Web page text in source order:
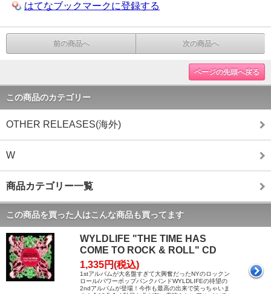
はてなブックマークに登録する
前の商品へ 次の商品へ
ページの先頭へ戻る
この商品のカテゴリー
OTHER RELEASES(海外)
W
商品カテゴリー一覧
この商品を買った人はこんな商品も買ってます
WYLDLIFE "THE TIME HAS
COME TO ROCK & ROLL" CD
1,335円(税込)
1stアルバムが大名盤すぎて大興奮だったNYのロックン
ロール/パワーポップパンクバンドWYLDLIFEの待望の
2ndアルバムが登場！今作も最高の出来で笑っちゃいま